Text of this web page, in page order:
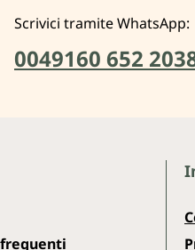
Scrivici tramite WhatsApp:
0049160 652
frequenti